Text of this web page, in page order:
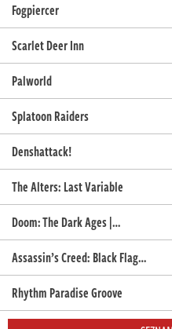
Fogpiercer
Scarlet Deer Inn
Palworld
Splatoon Raiders
Denshattack!
The Alters: Last Variable
Doom: The Dark Ages |…
Assassin’s Creed: Black Flag…
Rhythm Paradise Groove